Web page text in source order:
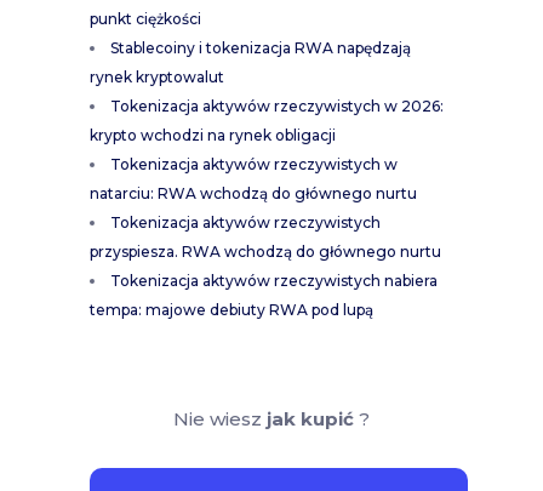
punkt ciężkości
Stablecoiny i tokenizacja RWA napędzają
rynek kryptowalut
Tokenizacja aktywów rzeczywistych w 2026:
krypto wchodzi na rynek obligacji
Tokenizacja aktywów rzeczywistych w
natarciu: RWA wchodzą do głównego nurtu
Tokenizacja aktywów rzeczywistych
przyspiesza. RWA wchodzą do głównego nurtu
Tokenizacja aktywów rzeczywistych nabiera
tempa: majowe debiuty RWA pod lupą
Nie wiesz jak kupić?